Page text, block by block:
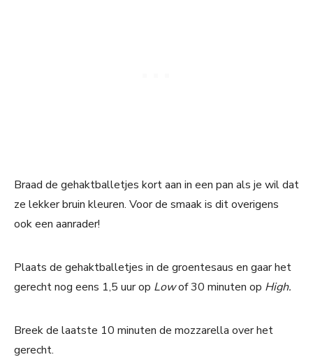
Braad de gehaktballetjes kort aan in een pan als je wil dat
ze lekker bruin kleuren. Voor de smaak is dit overigens
ook een aanrader!
Plaats de gehaktballetjes in de groentesaus en gaar het
gerecht nog eens 1,5 uur op Lowof 30 minuten op High.
Breek de laatste 10 minuten de mozzarella over het
gerecht.